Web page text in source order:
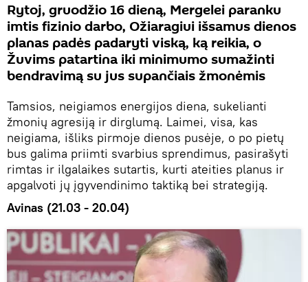
Rytoj, gruodžio 16 dieną, Mergelei paranku
imtis fizinio darbo, Ožiaragiui išsamus dienos
planas padės padaryti viską, ką reikia, o
Žuvims patartina iki minimumo sumažinti
bendravimą su jus supančiais žmonėmis
Tamsios, neigiamos energijos diena, sukelianti
žmonių agresiją ir dirglumą. Laimei, visa, kas
neigiama, išliks pirmoje dienos pusėje, o po pietų
bus galima priimti svarbius sprendimus, pasirašyti
rimtas ir ilgalaikes sutartis, kurti ateities planus ir
apgalvoti jų įgyvendinimo taktiką bei strategiją.
Avinas (21.03 - 20.04)